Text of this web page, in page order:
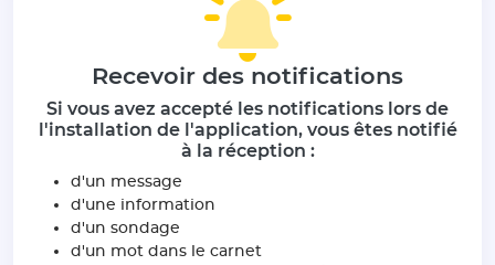
Recevoir des notifications
Si vous avez accepté les notifications lors de
l'installation de l'application, vous êtes notifié
à la réception :
d'un message
d'une information
d'un sondage
d'un mot dans le carnet